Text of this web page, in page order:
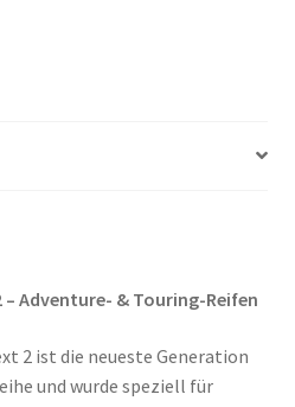
Adventure- & Touring-Reifen
2 ist die neueste Generation
und wurde speziell für